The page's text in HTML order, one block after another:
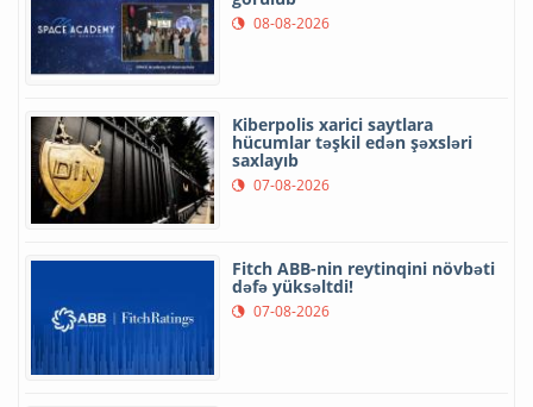
08-08-2026
Kiberpolis xarici saytlara
hücumlar təşkil edən şəxsləri
saxlayıb
07-08-2026
Fitch ABB-nin reytinqini növbəti
dəfə yüksəltdi!
07-08-2026